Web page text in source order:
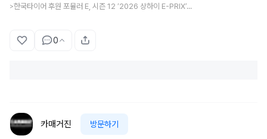
> 한국타이어 후원 포뮬러 E, 시즌 12 ‘2026 상하이 E-PRIX’ 성료
0
카매거진 방문하기